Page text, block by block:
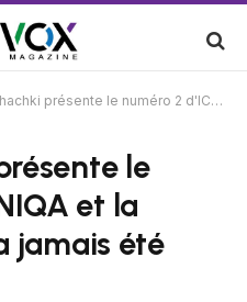
le numéro 2 d'ICONIQA et la culture queer n'a jamais été aussi belle
le
et la
jamais été